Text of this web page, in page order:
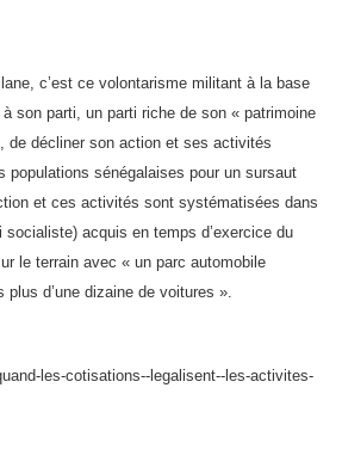
c’est ce volontarisme militant à la base
son parti, un parti riche de son « patrimoine
de décliner son action et ses activités
populations sénégalaises pour un sursaut
et ces activités sont systématisées dans
acquis en temps d’exercice du
le terrain avec « un parc automobile
d’une dizaine de voitures ».
les-cotisations--legalisent--les-activites-